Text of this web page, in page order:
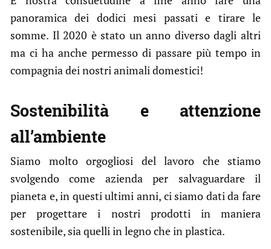
panoramica dei dodici mesi passati e tirare le
somme. Il 2020 è stato un anno diverso dagli altri
ma ci ha anche permesso di passare più tempo in
compagnia dei nostri animali domestici!
Sostenibilità e attenzione
all’ambiente
Siamo molto orgogliosi del lavoro che stiamo
svolgendo come azienda per salvaguardare il
pianeta e, in questi ultimi anni, ci siamo dati da fare
per progettare i nostri prodotti in maniera
sostenibile, sia quelli in legno che in plastica.